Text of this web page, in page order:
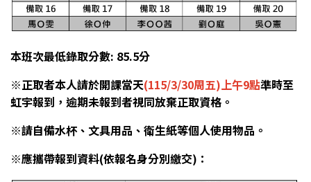
本班次最低錄取分數: 85.5分
※正取者本人請於開課當天(115/3/30周五)上午9點準時至
虹宇報到，逾期未報到者視同放棄正取資格。
※請自備水杯、文具用品、衛生紙等個人使用物品。
※應攜帶報到資料(依報名身分別繳交)：